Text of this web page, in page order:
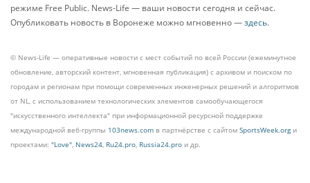
режиме Free Public. News-Life — ваши новости сегодня и сейчас.
Опубликовать новость в Воронеже можно мгновенно —здесь.
© News-Life — оперативные новости с мест событий по всей России (ежеминутное
обновление, авторский контент, мгновенная публикация) с архивом и поиском по
городам и регионам при помощи современных инженерных решений и алгоритмов
от NL, с использованием технологических элементов самообучающегося
"искусственного интеллекта" при информационной ресурсной поддержке
международной веб-группы 103news.com в партнёрстве с сайтом SportsWeek.orgи
проектами: "Love", News24, Ru24.pro, Russia24.pro и др.